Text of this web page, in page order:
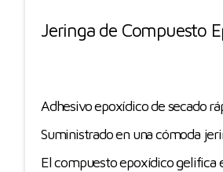
Jeringa de Compuesto
Adhesivo epoxídico de secado
Suministrado en una cómoda
El compuesto epoxídico gelifica